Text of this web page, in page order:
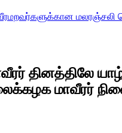
மலரஞ்சலி
தினத்திலே
மாவீரர்